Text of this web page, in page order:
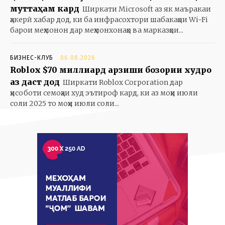
муттаҳам кард Ширкати Microsoft аз як маъракаи
ҳакерӣ хабар дод, ки ба инфрасохтори шабакаҳои Wi-Fi
барои меҳмонон дар меҳмонхонаҳо ва марказҳои...
БИЗНЕС-КЛУБ 06.08.2026
Roblox $70 миллиард арзиши бозории худро
аз даст дод Ширкати Roblox Corporation дар
ҳисоботи семоҳаи худ эътироф кард, ки аз моҳи июли
соли 2025 то моҳи июли соли...